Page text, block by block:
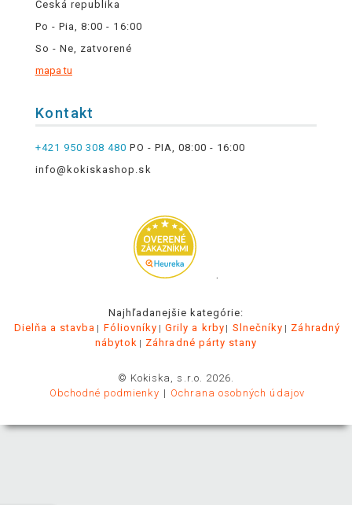
Česká republika
Po - Pia, 8:00 - 16:00
So - Ne, zatvorené
mapa tu
Kontakt
+421 950 308 480 PO - PIA, 08:00 - 16:00
info@kokiskashop.sk
.
Najhľadanejšie kategórie:
Dielňa a stavba
Fóliovníky Grily a krby Slnečníky
Záhradný
nábytok
Záhradné párty stany
© Kokiska, s.r.o. 2026.
Obchodné podmienky
Ochrana osobných údajov